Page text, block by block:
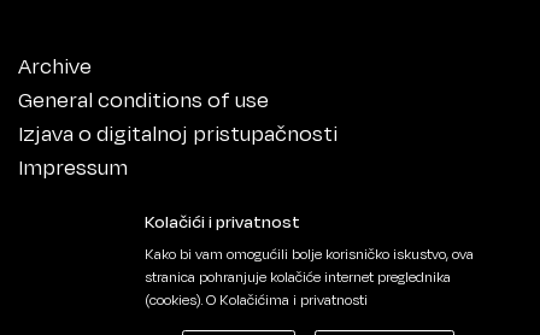
Archive
General conditions of use
Izjava o digitalnoj pristupačnosti
Impressum
Kolačići i privatnost
Kako bi vam omogućili bolje korisničko iskustvo, ova
stranica pohranjuje kolačiće internet preglednika
(cookies).O Kolačićima i privatnosti